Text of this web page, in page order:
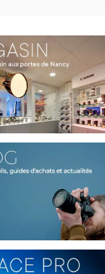
suiviez un sujet en
plans POV (point de
en netteté et en
et polyvalente
cette poignée est
légers et hautement
aux chocs et aux
le système de fixation
basculer facilement votre
au mode portrait,
caissons de protection de la
la poignée grip GoPro
(gamme MISSION 1)
AGGRP-001
caméra sport